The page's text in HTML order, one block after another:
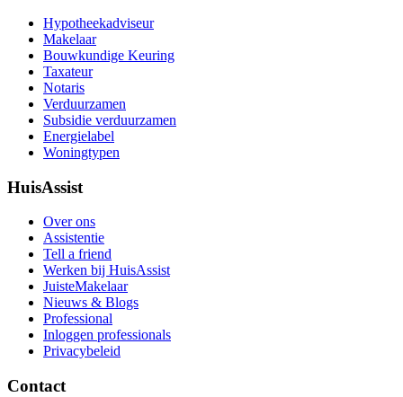
Hypotheekadviseur
Makelaar
Bouwkundige Keuring
Taxateur
Notaris
Verduurzamen
Subsidie verduurzamen
Energielabel
Woningtypen
HuisAssist
Over ons
Assistentie
Tell a friend
Werken bij HuisAssist
JuisteMakelaar
Nieuws & Blogs
Professional
Inloggen professionals
Privacybeleid
Contact